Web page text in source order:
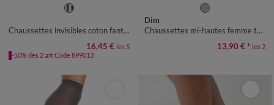
35/38 39/42
Chaussettes invisibles coton fantaisie - lot de 5
16,45 € les 5
-50% dès 2 art Code 899013
35/38 39/42
Dim
Chaussettes mi-hautes femme thermo polaires Dim - lot de 2
13,90 € * les 2